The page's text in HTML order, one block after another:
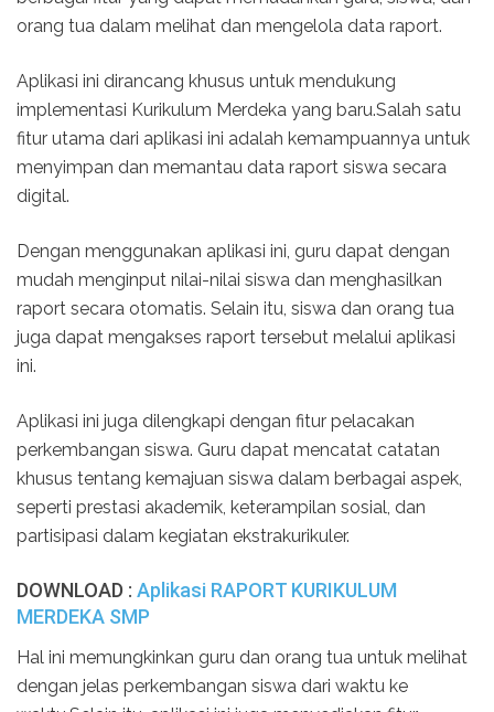
orang tua dalam melihat dan mengelola data raport.
Aplikasi ini dirancang khusus untuk mendukung
implementasi Kurikulum Merdeka yang baru.Salah satu
fitur utama dari aplikasi ini adalah kemampuannya untuk
menyimpan dan memantau data raport siswa secara
digital.
Dengan menggunakan aplikasi ini, guru dapat dengan
mudah menginput nilai-nilai siswa dan menghasilkan
raport secara otomatis. Selain itu, siswa dan orang tua
juga dapat mengakses raport tersebut melalui aplikasi
ini.
Aplikasi ini juga dilengkapi dengan fitur pelacakan
perkembangan siswa. Guru dapat mencatat catatan
khusus tentang kemajuan siswa dalam berbagai aspek,
seperti prestasi akademik, keterampilan sosial, dan
partisipasi dalam kegiatan ekstrakurikuler.
DOWNLOAD : Aplikasi RAPORT KURIKULUM
MERDEKA SMP
Hal ini memungkinkan guru dan orang tua untuk melihat
dengan jelas perkembangan siswa dari waktu ke